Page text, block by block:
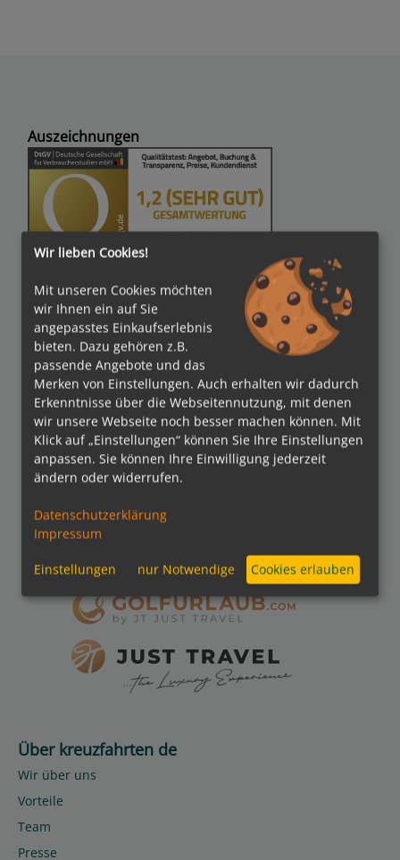
Auszeichnungen
Bezahlmethoden
kreuzfahrten.de APP
Folgen Sie uns
Partner
Über kreuzfahrten de
Wir über uns
Vorteile
Team
Presse
Wir lieben Cookies!
Mit unseren Cookies möchten
wir Ihnen ein auf Sie
angepasstes Einkaufserlebnis
bieten. Dazu gehören z.B.
passende Angebote und das
Merken von Einstellungen. Auch erhalten wir dadurch
Erkenntnisse über die Webseitennutzung, mit denen
wir unsere Webseite noch besser machen können. Mit
Klick auf „Einstellungen“ können Sie Ihre Einstellungen
anpassen. Sie können Ihre Einwilligung jederzeit
ändern oder widerrufen.
Datenschutzerklärung
Impressum
Einstellungen nur Notwendige Cookies erlauben